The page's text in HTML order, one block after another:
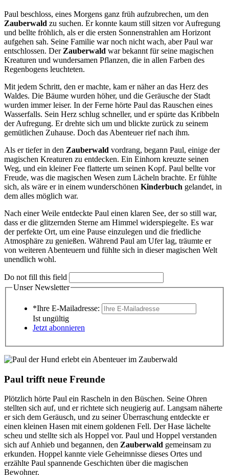
Paul beschloss, eines Morgens ganz früh aufzubrechen, um den
Zauberwald zu suchen. Er konnte kaum still sitzen vor Aufregung
und bellte fröhlich, als er die ersten Sonnenstrahlen am Horizont
aufgehen sah. Seine Familie war noch nicht wach, aber Paul war
entschlossen. Der Zauberwald war bekannt für seine magischen
Kreaturen und wundersamen Pflanzen, die in allen Farben des
Regenbogens leuchteten.
Mit jedem Schritt, den er machte, kam er näher an das Herz des
Waldes. Die Bäume wurden höher, und die Geräusche der Stadt
wurden immer leiser. In der Ferne hörte Paul das Rauschen eines
Wasserfalls. Sein Herz schlug schneller, und er spürte das Kribbeln
der Aufregung. Er drehte sich um und blickte zurück zu seinem
gemütlichen Zuhause. Doch das Abenteuer rief nach ihm.
Als er tiefer in den Zauberwald vordrang, begann Paul, einige der
magischen Kreaturen zu entdecken. Ein Einhorn kreuzte seinen
Weg, und ein kleiner Fee flatterte um seinen Kopf. Paul bellte vor
Freude, was die magischen Wesen zum Lächeln brachte. Er fühlte
sich, als wäre er in einem wunderschönen Kinderbuch gelandet, in
dem alles möglich war.
Nach einer Weile entdeckte Paul einen klaren See, der so still war,
dass er die glitzernden Sterne am Himmel widerspiegelte. Es war
der perfekte Ort, um eine Pause einzulegen und die friedliche
Atmosphäre zu genießen. Während Paul am Ufer lag, träumte er
von weiteren Abenteuern und fühlte sich in dieser magischen Welt
unendlich wohl.
Do not fill this field
Unser Newsletter
*Ihre E-Mailadresse:
Ist ungültig
Jetzt abonnieren
Paul trifft neue Freunde
Plötzlich hörte Paul ein Rascheln in den Büschen. Seine Ohren
stellten sich auf, und er richtete sich neugierig auf. Langsam näherte
er sich dem Geräusch, und zu seiner Überraschung entdeckte er
einen kleinen Hasen mit einem goldenen Fell. Der Hase lächelte
scheu und stellte sich als Hoppel vor. Paul und Hoppel verstanden
sich auf Anhieb und begannen, den Zauberwald gemeinsam zu
erkunden. Hoppel kannte viele Geheimnisse dieses Ortes und
erzählte Paul spannende Geschichten über die magischen
Bewohner.